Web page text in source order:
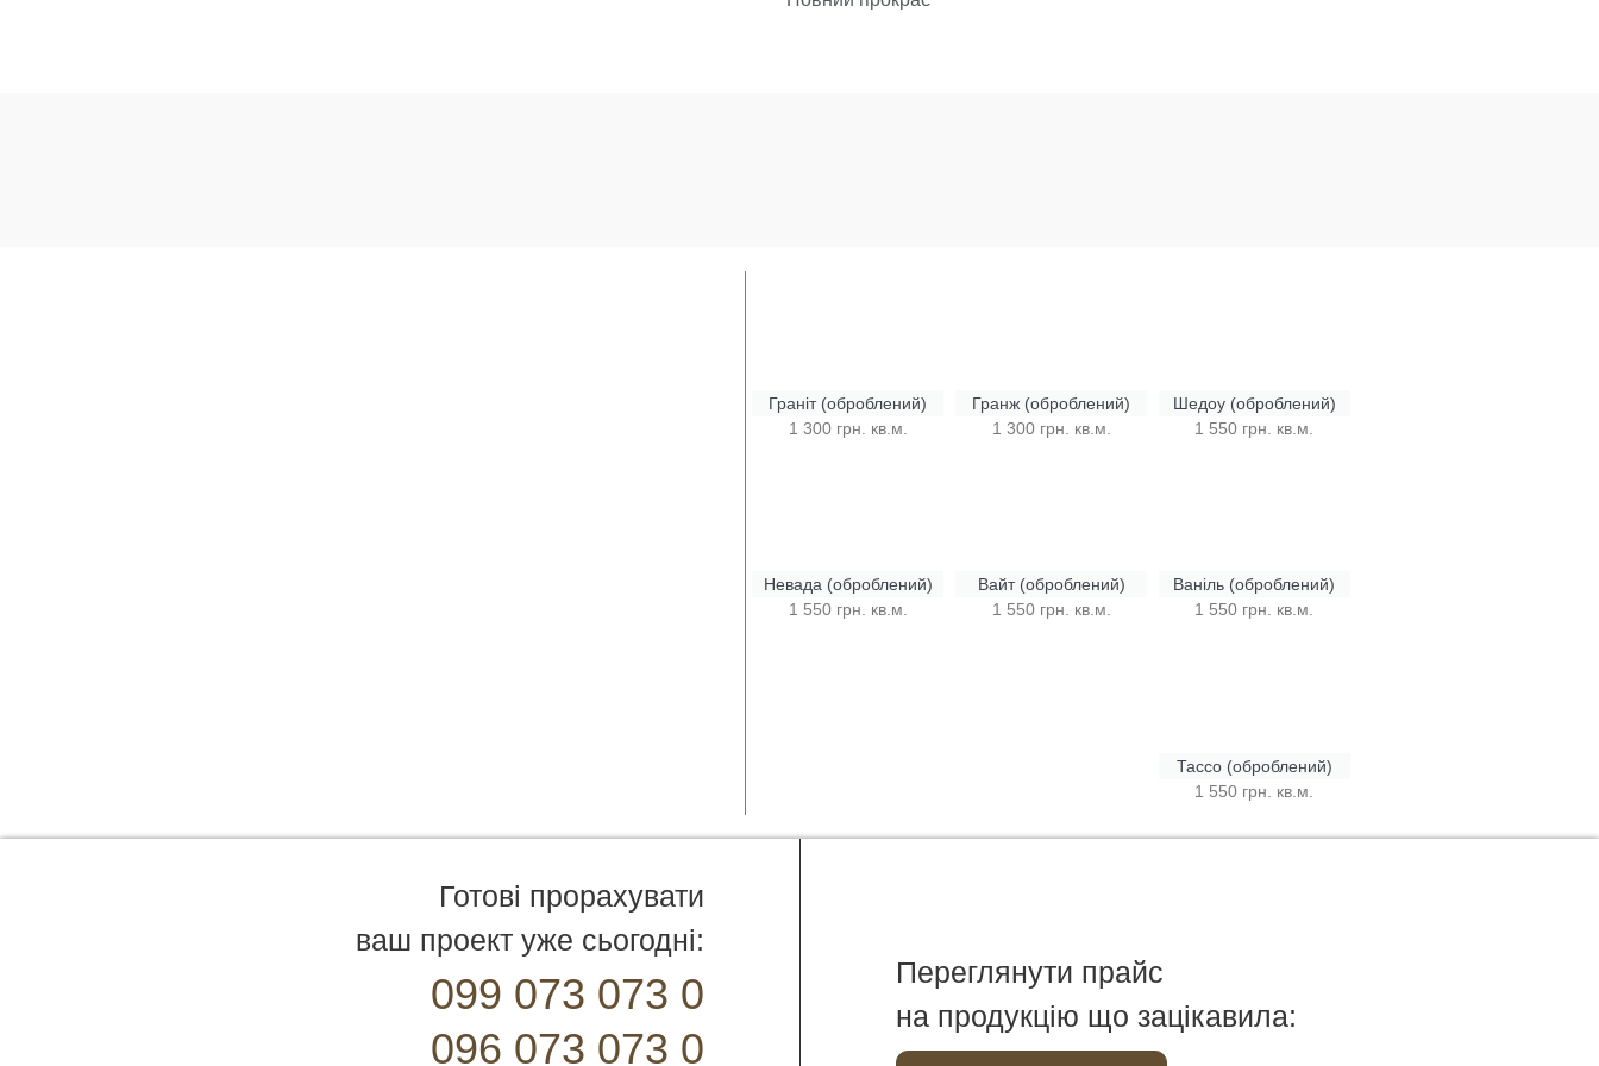
Граніт (оброблений)
1 300 грн. кв.м.
Невада (оброблений)
1 550 грн. кв.м.
Гранж (оброблений)
1 300 грн. кв.м.
Вайт (оброблений)
1 550 грн. кв.м.
Шедоу (оброблений)
1 550 грн. кв.м.
Ваніль (оброблений)
1 550 грн. кв.м.
Тассо (оброблений)
1 550 грн. кв.м.
Готові прорахувати
ваш проект уже сьогодні:
099 073 073 0
096 073 073 0
Переглянути прайс
на продукцію що зацікавила: